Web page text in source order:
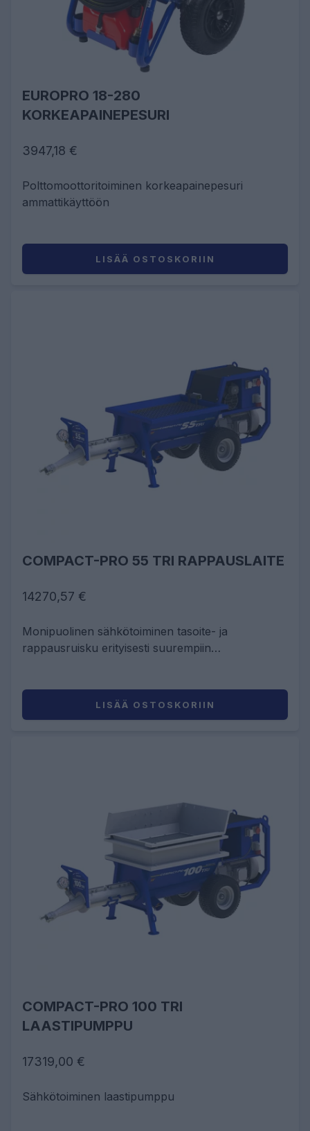
EUROPRO 18-280
KORKEAPAINEPESURI
3947,18 €
Polttomoottoritoiminen korkeapainepesuri
ammattikäyttöön
LISÄÄ OSTOSKORIIN
COMPACT-PRO 55 TRI RAPPAUSLAITE
14270,57 €
Monipuolinen sähkötoiminen tasoite- ja
rappausruisku erityisesti suurempiin
LISÄÄ OSTOSKORIIN
COMPACT-PRO 100 TRI
LAASTIPUMPPU
17319,00 €
Sähkötoiminen laastipumppu